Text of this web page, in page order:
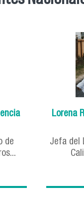
de
Lorena
Jefa del